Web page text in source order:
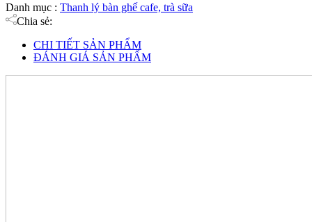
Danh mục : Thanh lý bàn ghế cafe, trà sữa
Chia sẻ:
CHI TIẾT SẢN PHẨM
ĐÁNH GIÁ SẢN PHẨM